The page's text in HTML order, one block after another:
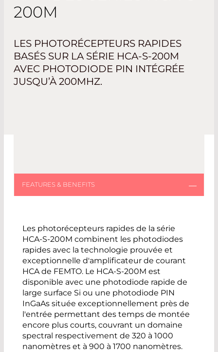
200M
LES PHOTORÉCEPTEURS RAPIDES
BASÉS SUR LA SÉRIE HCA-S-200M
AVEC PHOTODIODE PIN INTÉGRÉE
JUSQU’À 200MHZ.
Les photorécepteurs rapides de la série
HCA-S-200M combinent les photodiodes
rapides avec la technologie prouvée et
exceptionnelle d'amplificateur de courant
HCA de FEMTO. Le HCA-S-200M est
disponible avec une photodiode rapide de
large surface Si ou une photodiode PIN
InGaAs située exceptionnellement près de
l'entrée permettant des temps de montée
encore plus courts, couvrant un domaine
spectral respectivement de 320 à 1000
nanomètres et à 900 à 1700 nanomètres.